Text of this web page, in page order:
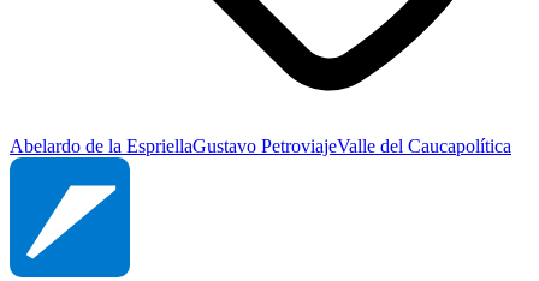
Abelardo de la EspriellaGustavo PetroviajeValle del Caucapolítica